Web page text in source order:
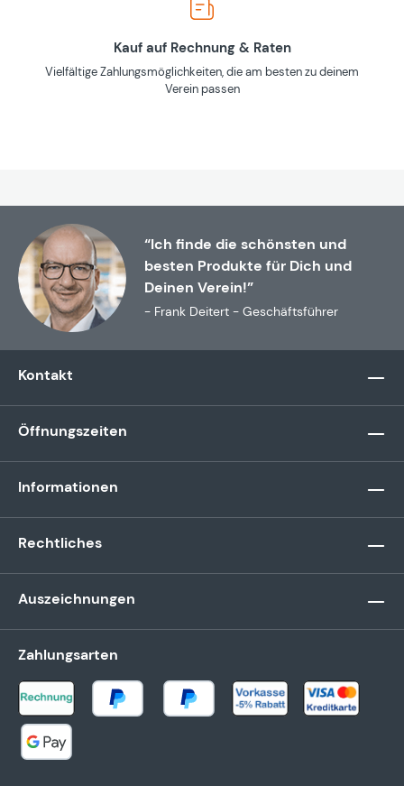
Kauf auf Rechnung & Raten
Vielfältige Zahlungsmöglichkeiten, die am besten zu deinem
Verein passen
“Ich finde die schönsten und
besten Produkte für Dich und
Deinen Verein!”
- Frank Deitert - Geschäftsführer
Kontakt
Öffnungszeiten
Informationen
Rechtliches
Auszeichnungen
Zahlungsarten